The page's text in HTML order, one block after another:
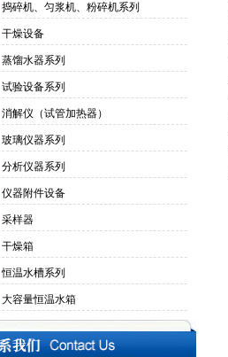
捣碎机、匀浆机、粉碎机系列
干燥设备
蒸馏水器系列
试验设备系列
消解仪（试管加热器）
玻璃仪器系列
分析仪器系列
仪器附件设备
采样器
干燥箱
恒温水槽系列
大容量恒温水箱